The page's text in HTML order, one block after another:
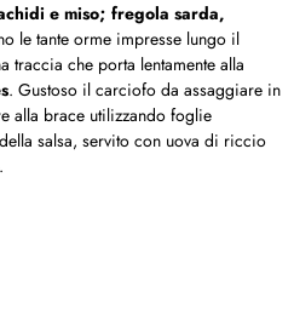
e miso; fregola sarda,
le tante orme impresse lungo il
traccia che porta lentamente alla
. Gustoso il carciofo da assaggiare in
alla brace utilizzando foglie
salsa, servito con uova di riccio